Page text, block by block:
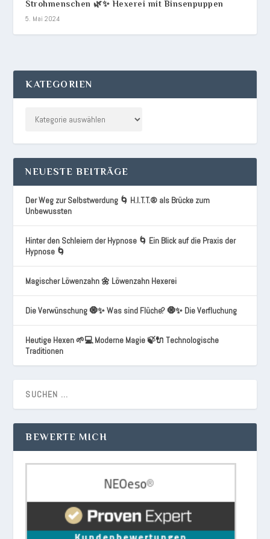
Strohmenschen 🌿✨ Hexerei mit Binsenpuppen
5. Mai 2024
KATEGORIEN
NEUESTE BEITRÄGE
Der Weg zur Selbstwerdung 🌀 H.I.T.T.® als Brücke zum
Unbewussten
Hinter den Schleiern der Hypnose 🌀 Ein Blick auf die Praxis der
Hypnose 🌀
Magischer Löwenzahn 🌼 Löwenzahn Hexerei
Die Verwünschung 🧿✨ Was sind Flüche? 🧿✨ Die Verfluchung
Heutige Hexen 🌱💻 Moderne Magie 🍃🔌 Technologische
Traditionen
BEWERTE MICH